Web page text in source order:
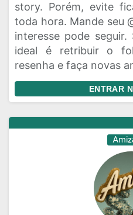
story. Porém, evite
toda hora. Mande seu
interesse pode
ideal é retribuir o
resenha e faça novas
ENTRAR